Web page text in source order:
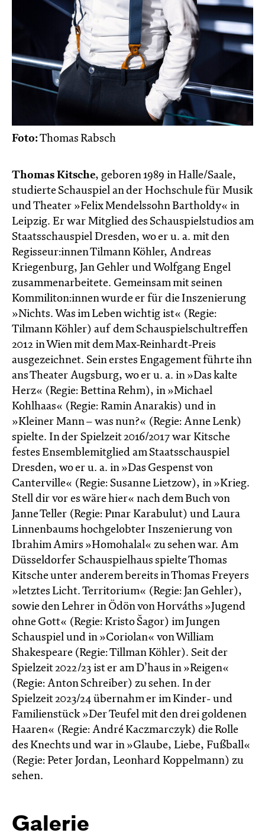
Foto:Thomas Rabsch
Thomas Kitsche, geboren 1989 in Halle/Saale,
studierte Schauspiel an der Hochschule für Musik
und Theater »Felix Mendelssohn Bartholdy« in
Leipzig. Er war Mitglied des Schauspielstudios am
Staatsschauspiel Dresden, wo er u. a. mit den
Regisseur:innen Tilmann Köhler, Andreas
Kriegenburg, Jan Gehler und Wolfgang Engel
zusammenarbeitete. Gemeinsam mit seinen
Kommiliton:innen wurde er für die Inszenierung
»Nichts. Was im Leben wichtig ist« (Regie:
Tilmann Köhler) auf dem Schauspielschultreffen
2012 in Wien mit dem Max-Reinhardt-Preis
ausgezeichnet. Sein erstes Engagement führte ihn
ans Theater Augsburg, wo er u. a. in »Das kalte
Herz« (Regie: Bettina Rehm), in »Michael
Kohlhaas« (Regie: Ramin Anarakis) und in
»Kleiner Mann – was nun?« (Regie: Anne Lenk)
spielte. In der Spielzeit 2016/2017 war Kitsche
festes Ensemblemitglied am Staatsschauspiel
Dresden, wo er u. a. in »Das Gespenst von
Canterville« (Regie: Susanne Lietzow), in »Krieg.
Stell dir vor es wäre hier« nach dem Buch von
Janne Teller (Regie: Pınar Karabulut) und Laura
Linnenbaums hochgelobter Inszenierung von
Ibrahim Amirs »Homohalal« zu sehen war. Am
Düsseldorfer Schauspielhaus spielte Thomas
Kitsche unter anderem bereits in Thomas Freyers
»letztes Licht. Territorium« (Regie: Jan Gehler),
sowie den Lehrer in Ödön von Horváths »Jugend
ohne Gott« (Regie: Kristo Šagor) im Jungen
Schauspiel und in »Coriolan« von William
Shakespeare (Regie: Tillman Köhler). Seit der
Spielzeit 2022/23 ist er am D’haus in »Reigen«
(Regie: Anton Schreiber) zu sehen. In der
Spielzeit 2023/24 übernahm er im Kinder- und
Familienstück »Der Teufel mit den drei goldenen
Haaren« (Regie: André Kaczmarczyk) die Rolle
des Knechts und war in »Glaube, Liebe, Fußball«
(Regie: Peter Jordan, Leonhard Koppelmann) zu
sehen.
Galerie